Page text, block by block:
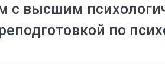
с высшим
по